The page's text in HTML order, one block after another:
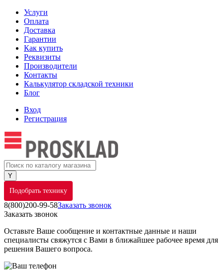
Услуги
Оплата
Доставка
Гарантии
Как купить
Реквизиты
Производители
Контакты
Калькулятор складской техники
Блог
Вход
Регистрация
Подобрать технику
8(800)200-99-58Заказать звонок
Заказать звонок
Оставьте Ваше сообщение и контактные данные и наши
специалисты свяжутся с Вами в ближайшее рабочее время для
решения Вашего вопроса.